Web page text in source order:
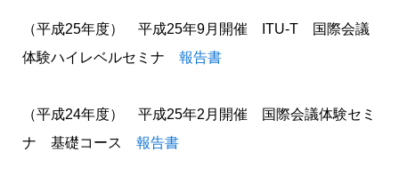
（平成25年度） 平成25年9月開催 ITU-T 国際会議
体験ハイレベルセミナ 報告書
（平成24年度） 平成25年2月開催 国際会議体験セミ
ナ 基礎コース
報告書